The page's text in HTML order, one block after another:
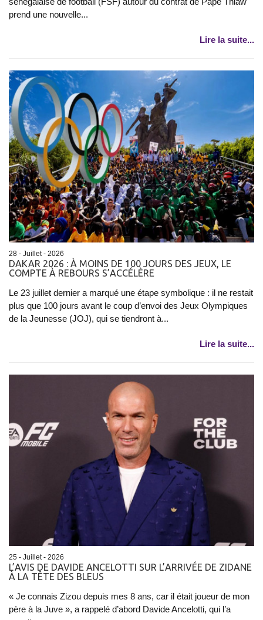
prend une nouvelle...
Lire la suite...
28 - Juillet - 2026
DAKAR 2026 : À MOINS DE 100 JOURS DES JEUX, LE
COMPTE À REBOURS S’ACCÉLÈRE
Le 23 juillet dernier a marqué une étape symbolique : il ne restait
plus que 100 jours avant le coup d’envoi des Jeux Olympiques
de la Jeunesse (JOJ), qui se tiendront à...
Lire la suite...
25 - Juillet - 2026
L’AVIS DE DAVIDE ANCELOTTI SUR L’ARRIVÉE DE ZIDANE
À LA TÊTE DES BLEUS
« Je connais Zizou depuis mes 8 ans, car il était joueur de mon
père à la Juve », a rappelé d’abord Davide Ancelotti, qui l’a